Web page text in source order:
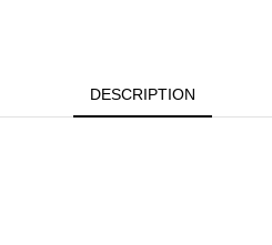
DESCRIPTION